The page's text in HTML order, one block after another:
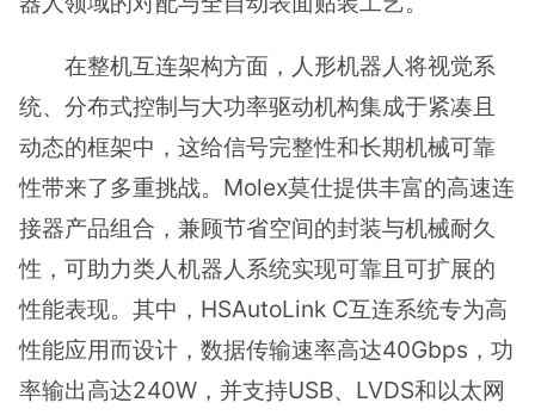
在整机互连架构方面，人形机器人将视觉系
统、分布式控制与大功率驱动机构集成于紧凑且
动态的框架中，这给信号完整性和长期机械可靠
性带来了多重挑战。Molex莫仕提供丰富的高速连
接器产品组合，兼顾节省空间的封装与机械耐久
性，可助力类人机器人系统实现可靠且可扩展的
性能表现。其中，HSAutoLink C互连系统专为高
性能应用而设计，数据传输速率高达40Gbps，功
率输出高达240W，并支持USB、LVDS和以太网